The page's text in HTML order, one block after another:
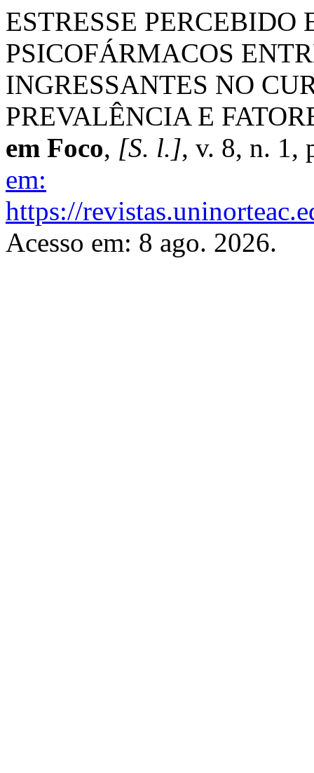
ESTRESSE PERCEBIDO
PSICOFÁRMACOS
INGRESSANTES NO
PREVALÊNCIA E
em Foco, [S. l.], v. 8, n. 1,
em:
https://
Acesso em: 8 ago. 2026.